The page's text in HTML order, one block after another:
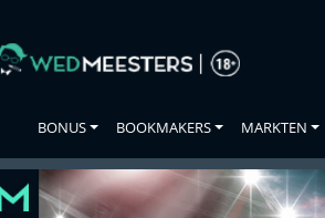
BONUS BOOKMAKERS MARKTEN